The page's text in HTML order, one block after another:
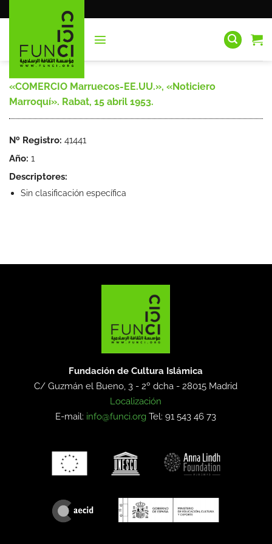
al
«COMERCIO Marruecos-EE.UU.», «Noticiero
Marroquí». Rabat, 15 abril 1953.
Nº Registro: 41441
Año: 1
Descriptores:
Sin clasificación específica
Fundación de Cultura Islámica
C/ Guzmán el Bueno, 3 - 2º dcha -28015 Madrid
Localización
E-mail: info@funci.org Tel: 91 543 46 73